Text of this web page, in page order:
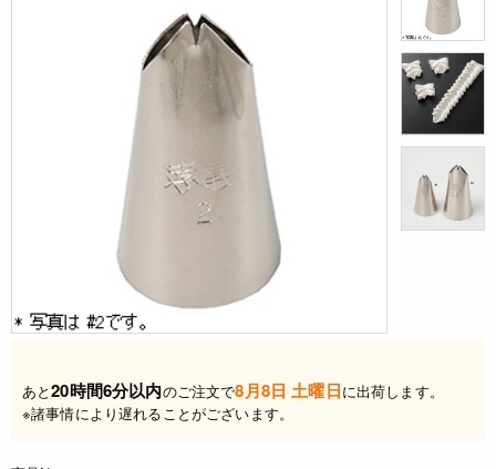
あと20時間6分以内のご注文で8月8日 土曜日に出荷します。
※諸事情により遅れることがございます。